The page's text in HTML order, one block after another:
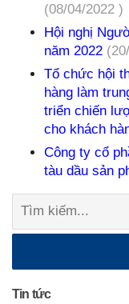
(08/04/2022 )
Hội nghị
năm 2022
Tổ chức hội
hàng làm
triển chiến
cho khách
Công ty cổ
tàu dầu sản
Tìm
Tin tức